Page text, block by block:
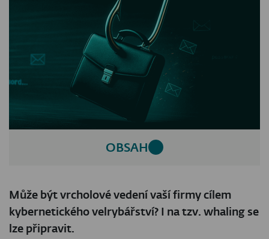
OBSAH
Může být vrcholové vedení vaší firmy cílem
kybernetického velrybářství? I na tzv. whaling se
lze připravit.